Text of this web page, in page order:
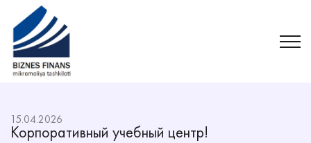
Корпоративный учебный центр!
15.04.2026